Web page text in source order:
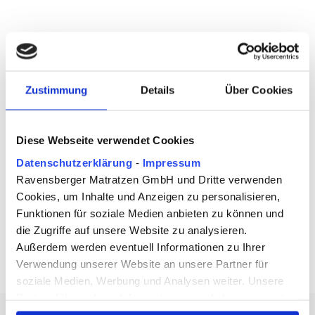
Zustimmung Details Über Cookies
Diese Webseite verwendet Cookies
Datenschutzerklärung - Impressum
Ravensberger Matratzen GmbH und Dritte verwenden
Cookies, um Inhalte und Anzeigen zu personalisieren,
Funktionen für soziale Medien anbieten zu können und
die Zugriffe auf unsere Website zu analysieren.
Außerdem werden eventuell Informationen zu Ihrer
Verwendung unserer Website an unsere Partner für
soziale Medien, Werbung und Analysen weiter. Unsere
Das sagen unsere Kunden über
uns